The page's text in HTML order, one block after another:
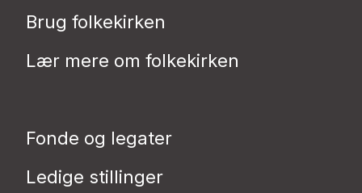
Brug folkekirken
Lær mere om folkekirken
Fonde og legater
Ledige stillinger